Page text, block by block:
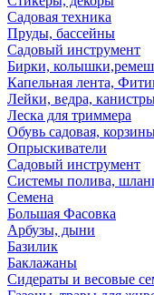
Садовая техника
Пруды, бассейны
Садовый инструмент
Бирки,
Капельная лента,
Лейки, ведра,
Леска для триммера
Обувь садовая,
Опрыскиватели
Садовый инструмент
Системы полива,
Семена
Большая Фасовка
Арбузы, дыни
Базилик
Баклажаны
Сидераты и весовые